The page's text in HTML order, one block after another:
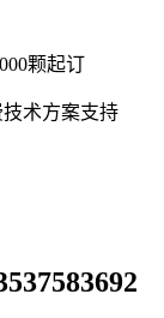
颗起订
技术方案支持